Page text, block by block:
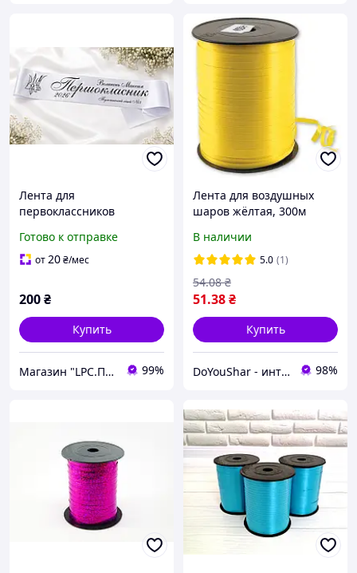
Лента для
первоклассников
Готово к отправке
от20₴/мес
200₴
Купить
Магазин "LPC.Полиграфия" 99%
Лента для воздушных
шаров жёлтая, 300м
В наличии
5.0 (1)
51.38₴
54.08 ₴
Купить
DoYouShar - интернет-магазин товаров для праздника 98%